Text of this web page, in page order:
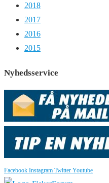
2018
2017
2016
2015
Nyhedsservice
Facebook Instagram Twitter Youtube